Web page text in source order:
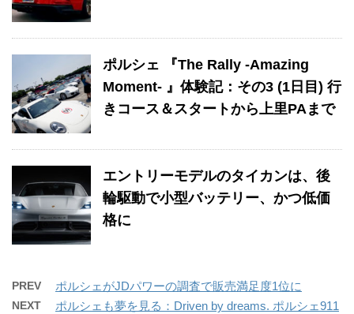
ポルシェ 『The Rally -Amazing
Moment- 』体験記：その3 (1日目) 行
きコース＆スタートから上里PAまで
エントリーモデルのタイカンは、後
輪駆動で小型バッテリー、かつ低価
格に
PREV ポルシェがJDパワーの調査で販売満足度1位に
NEXT
ポルシェも夢を見る：Driven by dreams. ポルシェ911